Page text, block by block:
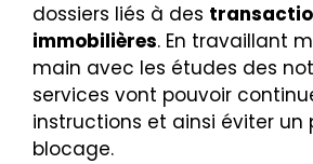
dossiers liés à des
immobilières. En travaillant
main avec les études des
services vont pouvoir
instructions et ainsi éviter un
blocage.